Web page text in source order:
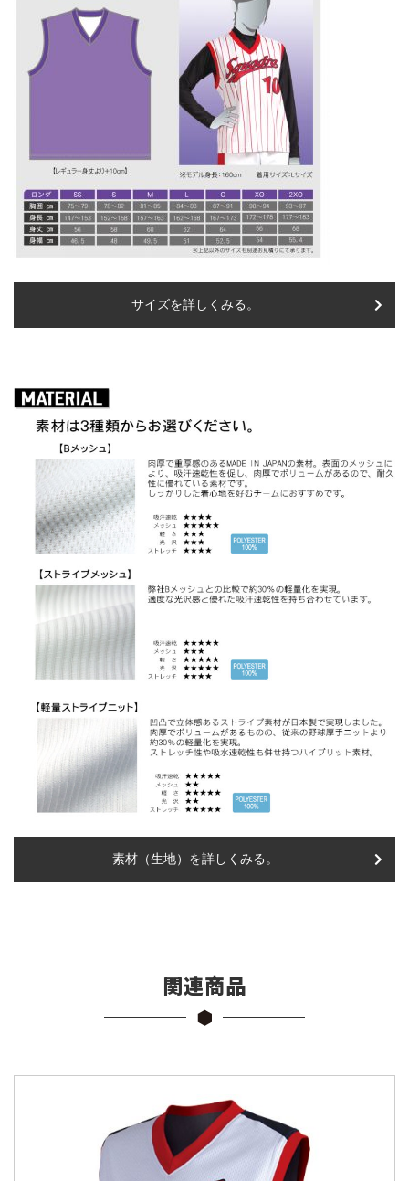
サイズを詳しくみる。
素材（生地）を詳しくみる。
関連商品